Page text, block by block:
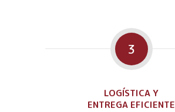
3
LOGÍSTICA Y
ENTREGA EFICIENTE